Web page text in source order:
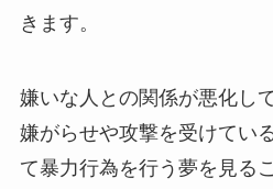
きます。
嫌いな人との関係が悪化し
嫌がらせや攻撃を受けてい
て暴力行為を行う夢を見る